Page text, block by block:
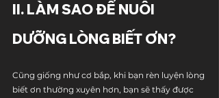
II. LÀM SAO ĐỂ NUÔI
DƯỠNG LÒNG BIẾT ƠN?
Cũng giống như cơ bắp, khi bạn rèn luyện lòng
biết ơn thường xuyên hơn, bạn sẽ thấy được